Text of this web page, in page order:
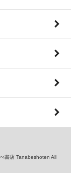
書店 Tanabeshoten All